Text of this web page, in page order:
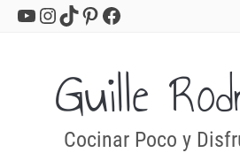
YouTube
Instagram
TikTok
Pinterest
Facebook
Guille
Cocinar Poco y